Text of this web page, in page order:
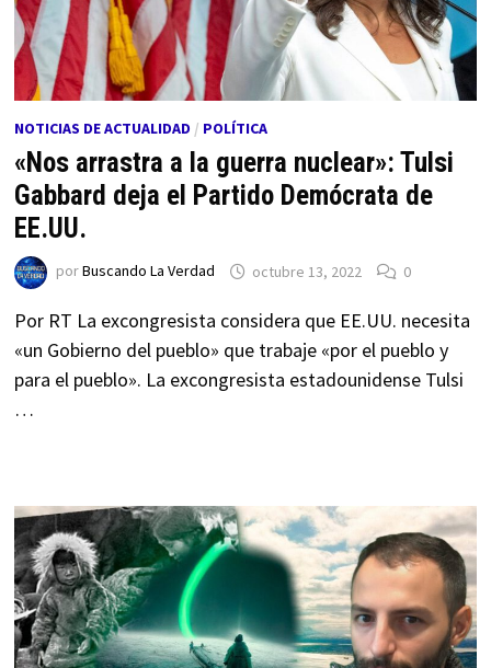
NOTICIAS DE ACTUALIDAD / POLÍTICA
«Nos arrastra a la guerra nuclear»: Tulsi
Gabbard deja el Partido Demócrata de
EE.UU.
porBuscando La Verdad octubre 13, 2022 0
Por RT La excongresista considera que EE.UU. necesita
«un Gobierno del pueblo» que trabaje «por el pueblo y
para el pueblo». La excongresista estadounidense Tulsi
…